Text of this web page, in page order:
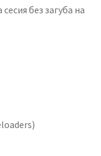
без загуба на